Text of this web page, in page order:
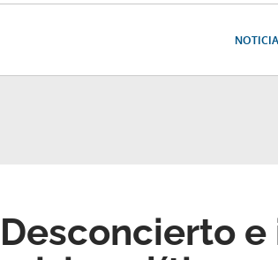
Desconcierto